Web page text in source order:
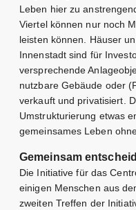
Leben hier zu
Viertel können nur noch
leisten können. Häuser
Innenstadt sind für
versprechende
nutzbare Gebäude oder
verkauft und privatisiert.
Umstrukturierung etwas
gemeinsames Leben
Gemeinsam
Die Initiative für das
einigen Menschen aus
zweiten Treffen der